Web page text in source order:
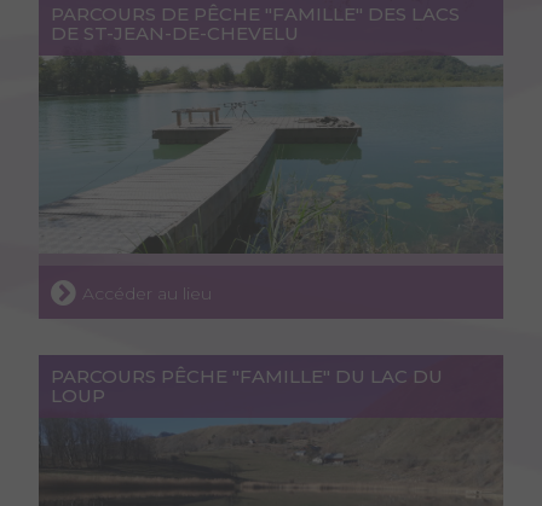
PARCOURS DE PÊCHE "FAMILLE" DES LACS
DE ST-JEAN-DE-CHEVELU
Accéder au lieu
PARCOURS PÊCHE "FAMILLE" DU LAC DU
LOUP